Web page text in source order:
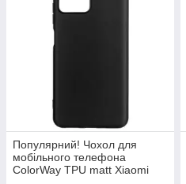
Популярний! Чохол для
мобільного телефона
ColorWay TPU matt Xiaomi